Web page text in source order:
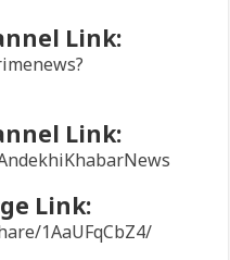
Link:
Link:
Link:
1AaUFqCbZ4/